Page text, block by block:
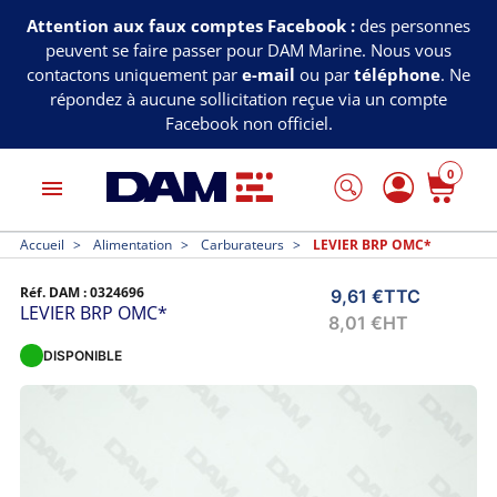
Attention aux faux comptes Facebook : des personnes
peuvent se faire passer pour DAM Marine. Nous vous
contactons uniquement par e-mail ou par téléphone. Ne
répondez à aucune sollicitation reçue via un compte
Facebook non officiel.
menu
0
Accueil Alimentation Carburateurs LEVIER BRP OMC*
Réf. DAM :0324696
LEVIER BRP OMC*
9,61 €TTC
8,01 €HT
DISPONIBLE